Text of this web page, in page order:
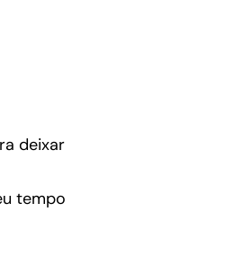
deixar
tempo